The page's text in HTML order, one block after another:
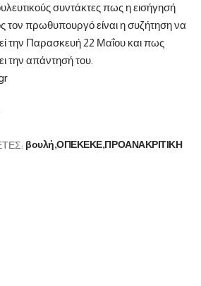
συντάκτες πως η εισήγησή
τον πρωθυπουργό είναι η συζήτηση να
την Παρασκευή 22 Μαΐου και πως
την απάντησή του.
βουλή ΟΠΕΚΕΚΕ ΠΡΟΑΝΑΚΡΙΤΙΚΗ